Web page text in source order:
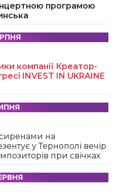
програмою
компанії Креатор-
INVEST IN UKRAINE
на
у Тернополі вечір
при свічках